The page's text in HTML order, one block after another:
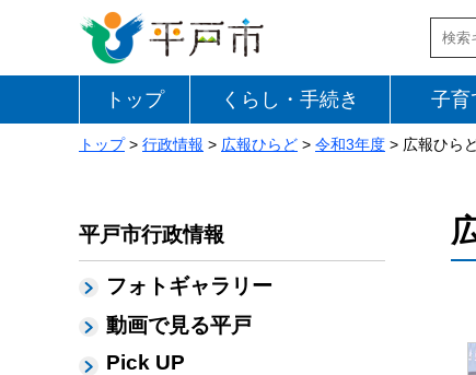
トップ くらし・手続き 子育
トップ> 行政情報 > 広報ひらど > 令和3年度 > 広報ひら
平戸市行政情報
フォトギャラリー
動画で見る平戸
Pick UP